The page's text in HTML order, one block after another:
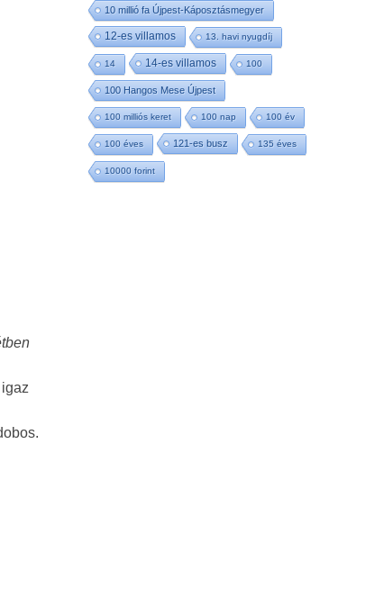
10 millió fa Újpest-Káposztásmegyer
12-es villamos 13. havi nyugdíj
14 14-es villamos 100
100 Hangos Mese Újpest
100 milliós keret 100 nap 100 év
100 éves 121-es busz 135 éves
10000 forint